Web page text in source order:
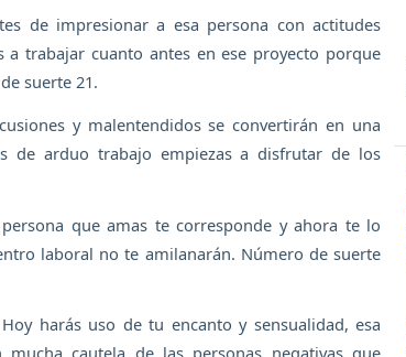
de impresionar a esa persona con actitudes
a trabajar cuanto antes en ese proyecto porque
suerte 21.
y malentendidos se convertirán en una
de arduo trabajo empiezas a disfrutar de los
que amas te corresponde y ahora te lo
laboral no te amilanarán. Número de suerte
harás uso de tu encanto y sensualidad, esa